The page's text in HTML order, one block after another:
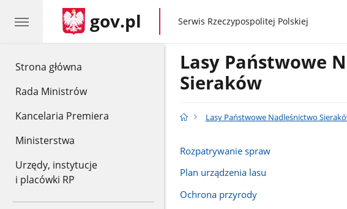
Strona główna
Rada Ministrów
Kancelaria Premiera
Ministerstwa
Urzędy, instytucje
i placówki RP
gov.pl gov.pl
Serwis Rzeczypospolitej Polskiej
Lasy Państwowe
Sieraków
Lasy Państwowe Nadleśnictwo
Rozpatrywanie spraw
Plan urządzenia lasu
Ochrona przyrody